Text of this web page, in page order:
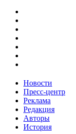
Новости
Пресс-центр
Реклама
Редакция
Авторы
История